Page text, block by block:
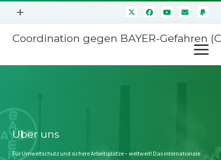
Menü
+
Mitmachen
Kontakt
Impressum
Störfälle
Coordination gegen BAYER-Gefahren
Menü
öffnen
Stichwort BAYER
Jahrestagung
Über uns
Für Umweltschutz und sichere Arbeitsplätze – weltweit! Das internationale